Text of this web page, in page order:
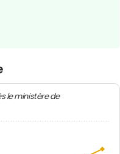
le ministère de